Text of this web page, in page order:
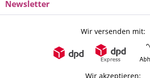
Newsletter
Wir versenden mit:
Wir akzeptieren: